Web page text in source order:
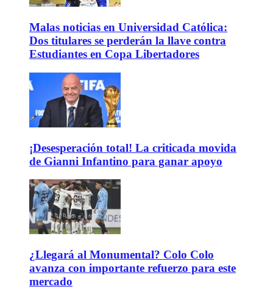
Malas noticias en Universidad Católica:
Dos titulares se perderán la llave contra
Estudiantes en Copa Libertadores
¡Desesperación total! La criticada movida
de Gianni Infantino para ganar apoyo
¿Llegará al Monumental? Colo Colo
avanza con importante refuerzo para este
mercado